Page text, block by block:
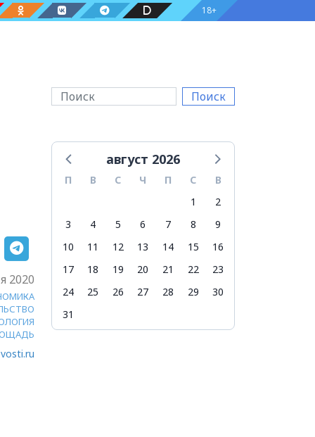
18+
Поиск
2020
август 2026
П В С Ч П С
В
1
2
3
4 5 6 7 8
9
10
11 12 13 14 15
16
17
18 19 20 21 22
23
24
25 26 27 28 29
30
31